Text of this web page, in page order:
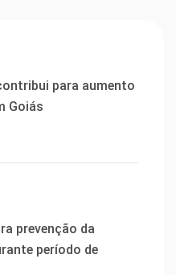
para aumento
Goiás
prevenção da
período de